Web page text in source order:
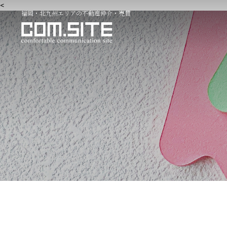
福岡・北九州エリアの不動産仲介・売買
<